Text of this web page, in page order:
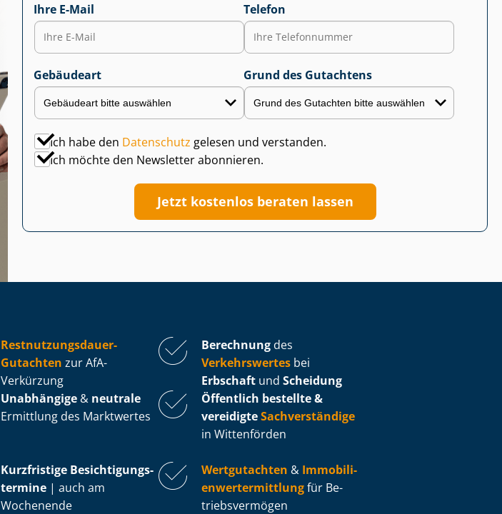
Ihre E-Mail Telefon
Gebäudeart Grund des Gutachtens
Ich habe den Datenschutz gelesen und verstanden.
Ich möchte den Newsletter abonnieren.
Jetzt kostenlos beraten lassen
Rest­nut­zungs­dau­er-
Gutachten zur AfA-
Verkürzung
Berechnung des
Verkehrswertes bei
Erbschaft und Scheidung
Unabhängige & neutrale
Ermittlung des Marktwertes
Öffentlich bestellte &
vereidigteSachverständige
in Wittenförden
Kurzfristige Be­sich­ti­gungs­
ter­mi­ne | auch am
Wochenende
Wertgutachten & Im­mo­bi­li­
en­wert­ermitt­lungfür Be­
triebs­ver­mö­gen